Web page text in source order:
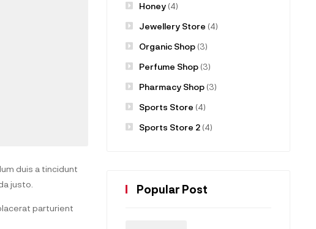
duis a tincidunt
justo.
parturient
Honey(4)
Jewellery Store (4)
Organic Shop(3)
Perfume Shop(3)
Pharmacy Shop(3)
Sports Store (4)
Sports Store 2(4)
Popular Post